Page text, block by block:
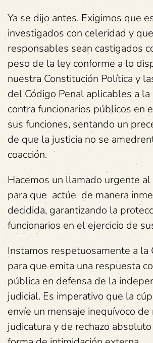
Ya se dijo antes. Exigimos que
investigados con celeridad y
responsables sean castigados
peso de la ley conforme a lo
nuestra Constitución Política y
del Código Penal aplicables a la
contra funcionarios públicos en
sus funciones, sentando un
de que la justicia no se
coacción.
Hacemos un llamado urgente al
para que actúe de manera
decidida, garantizando la
funcionarios en el ejercicio de
Instamos respetuosamente a la
para que emita una respuesta
pública en defensa de la
judicial. Es imperativo que la
envíe un mensaje inequívoco
judicatura y de rechazo